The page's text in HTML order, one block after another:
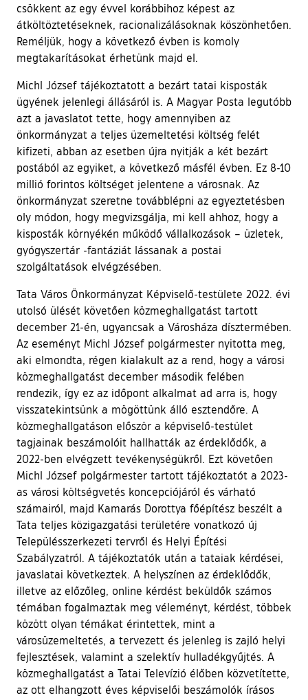
csökkent az egy évvel korábbihoz képest az
átköltöztetéseknek, racionalizálásoknak köszönhetően.
Reméljük, hogy a következő évben is komoly
megtakarításokat érhetünk majd el.
Michl József tájékoztatott a bezárt tatai kisposták
ügyének jelenlegi állásáról is. A Magyar Posta legutóbb
azt a javaslatot tette, hogy amennyiben az
önkormányzat a teljes üzemeltetési költség felét
kifizeti, abban az esetben újra nyitják a két bezárt
postából az egyiket, a következő másfél évben. Ez 8-10
millió forintos költséget jelentene a városnak. Az
önkormányzat szeretne továbblépni az egyeztetésben
oly módon, hogy megvizsgálja, mi kell ahhoz, hogy a
kisposták környékén működő vállalkozások – üzletek,
gyógyszertár -fantáziát lássanak a postai
szolgáltatások elvégzésében.
Tata Város Önkormányzat Képviselő-testülete 2022. évi
utolsó ülését követően közmeghallgatást tartott
december 21-én, ugyancsak a Városháza dísztermében.
Az eseményt Michl József polgármester nyitotta meg,
aki elmondta, régen kialakult az a rend, hogy a városi
közmeghallgatást december második felében
rendezik, így ez az időpont alkalmat ad arra is, hogy
visszatekintsünk a mögöttünk álló esztendőre. A
közmeghallgatáson először a képviselő-testület
tagjainak beszámolóit hallhatták az érdeklődők, a
2022-ben elvégzett tevékenységükről. Ezt követően
Michl József polgármester tartott tájékoztatót a 2023-
as városi költségvetés koncepciójáról és várható
számairól, majd Kamarás Dorottya főépítész beszélt a
Tata teljes közigazgatási területére vonatkozó új
Településszerkezeti tervről és Helyi Építési
Szabályzatról. A tájékoztatók után a tataiak kérdései,
javaslatai következtek. A helyszínen az érdeklődők,
illetve az előzőleg, online kérdést beküldők számos
témában fogalmaztak meg véleményt, kérdést, többek
között olyan témákat érintettek, mint a
városüzemeltetés, a tervezett és jelenleg is zajló helyi
fejlesztések, valamint a szelektív hulladékgyűjtés. A
közmeghallgatást a Tatai Televízió élőben közvetítette,
az ott elhangzott éves képviselői beszámolók írásos